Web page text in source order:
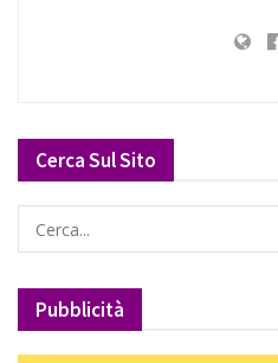
Cerca Sul Sito
Pubblicità